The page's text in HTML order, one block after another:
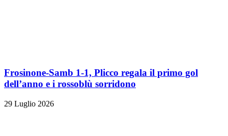
Frosinone-Samb 1-1, Plicco regala il primo gol
dell’anno e i rossoblù sorridono
29 Luglio 2026